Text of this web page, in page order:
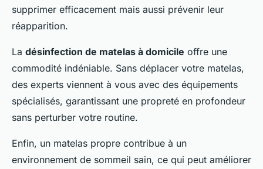
supprimer efficacement mais aussi prévenir leur
réapparition.
La désinfection de matelas à domicile offre une
commodité indéniable. Sans déplacer votre matelas,
des experts viennent à vous avec des équipements
spécialisés, garantissant une propreté en profondeur
sans perturber votre routine.
Enfin, un matelas propre contribue à un
environnement de sommeil sain, ce qui peut améliorer